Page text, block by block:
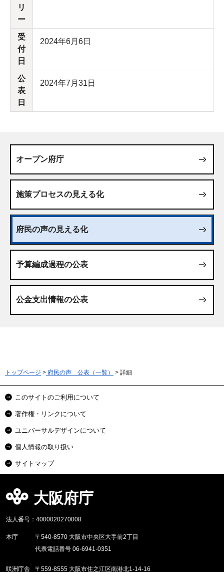
リ
ー
受
付
日
2024年6月6日
公
表
日
2024年7月31日
オープン府庁
施策プロセスの見える化
府民の声の見える化
予算編成過程の公表
公金支出情報の公表
トップページ > 府民の声 公表（一覧） > 詳細
このサイトのご利用について
著作権・リンクについて
ユニバーサルデザインについて
個人情報の取り扱い
サイトマップ
大阪府庁
法人番号：4000020270008
本庁
〒540-8570 大阪市中央区大手前2丁目
代表電話番号 06-6941-0351
咲洲庁舎 〒559-8555 大阪市住之江区南港北1-14-16